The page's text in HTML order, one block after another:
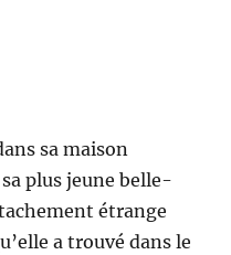
sa maison
plus jeune belle-
étrange
a trouvé dans le